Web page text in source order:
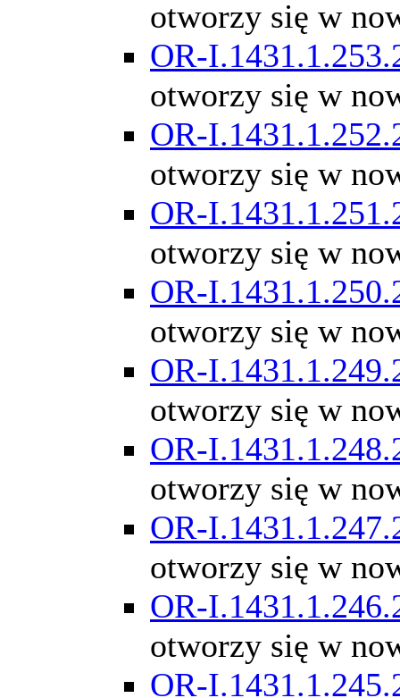
otworzy się w
OR-
otworzy się w
OR-
otworzy się w
OR-
otworzy się w
OR-
otworzy się w
OR-
otworzy się w
OR-
otworzy się w
OR-
otworzy się w
OR-
otworzy się w
OR-